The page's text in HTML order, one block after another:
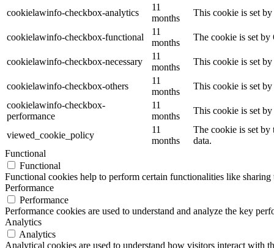
cookielawinfo-checkbox-analytics
11
months
This cookie is set
cookielawinfo-checkbox-functional
11
months
The cookie is set by
cookielawinfo-checkbox-necessary
11
months
This cookie is set
cookielawinfo-checkbox-others
11
months
This cookie is set
cookielawinfo-checkbox-
performance
11
months
This cookie is set
viewed_cookie_policy
11
months
The cookie is set by
data.
Functional
Functional
Functional cookies help to perform certain functionalities like
Performance
Performance
Performance cookies are used to understand and analyze the key
Analytics
Analytics
Analytical cookies are used to understand how visitors interact with